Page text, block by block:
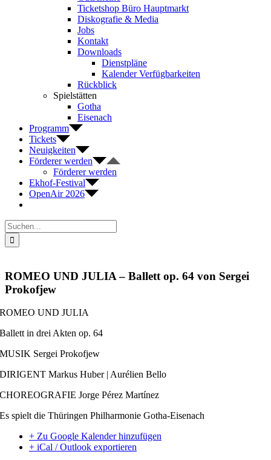
Ticketshop Büro Hauptmarkt
Diskografie & Media
Jobs
Kontakt
Downloads
Dienstpläne
Kalender Verfügbarkeiten
Rückblick
Spielstätten
Gotha
Eisenach
Programm
Tickets
Neuigkeiten
Förderer werden
Förderer werden
Ekhof-Festival
OpenAir 2026
Suche
nach:
ROMEO UND JULIA – Ballett op. 64 von Sergei
Prokofjew
ROMEO UND JULIA
Ballett in drei Akten op. 64
MUSIK Sergei Prokofjew
DIRIGENT Markus Huber | Aurélien Bello
CHOREOGRAFIE Jorge Pérez Martínez
Es spielt die Thüringen Philharmonie Gotha-Eisenach
+ Zu Google Kalender hinzufügen
+ iCal / Outlook exportieren